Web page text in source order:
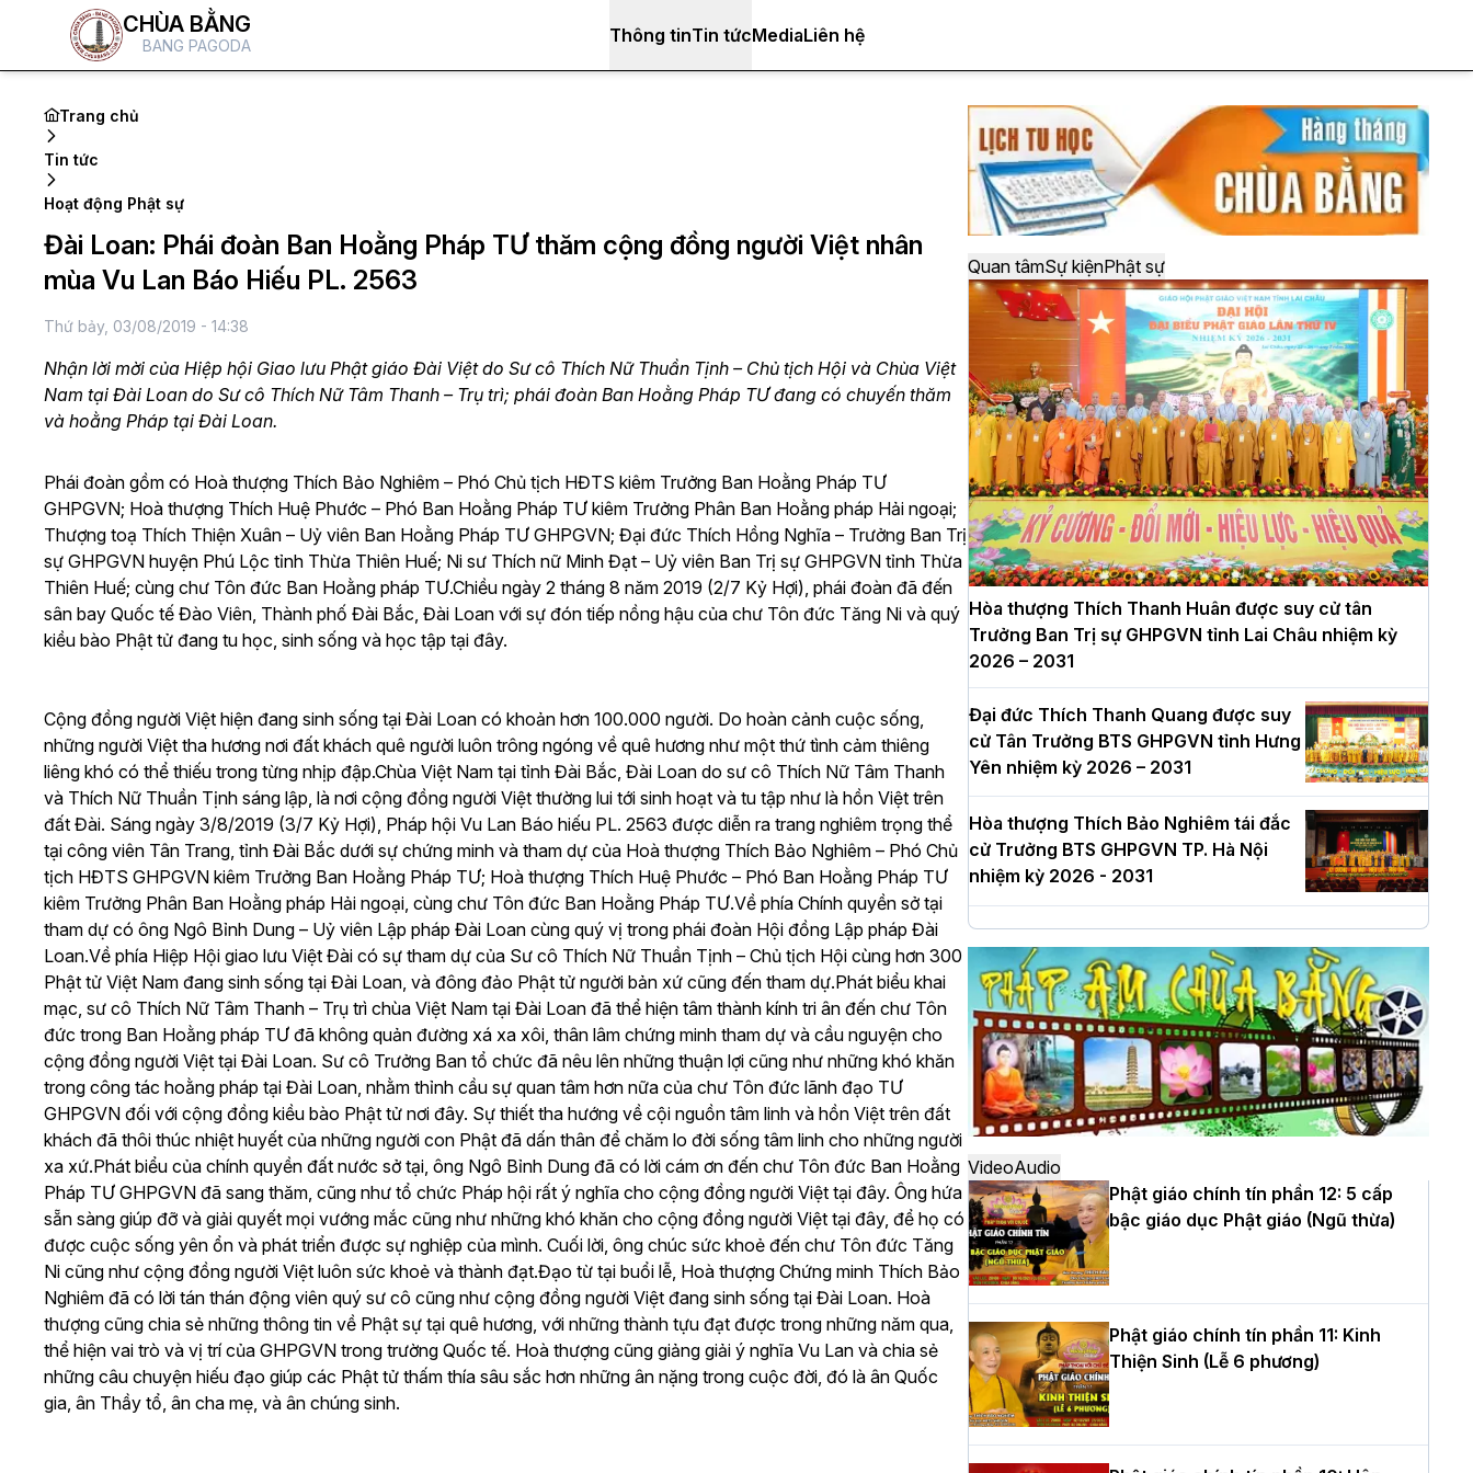
CHÙA BẰNG
BANG PAGODA Thông tinTin tứcMediaLiên hệ
Trang chủ
Tin tức
Hoạt động Phật sự
Đài Loan: Phái đoàn Ban Hoằng Pháp TƯ thăm cộng đồng người Việt nhân
mùa Vu Lan Báo Hiếu PL. 2563
Thứ bảy, 03/08/2019 - 14:38
Nhận lời mời của Hiệp hội Giao lưu Phật giáo Đài Việt do Sư cô Thích Nữ Thuần Tịnh – Chủ tịch Hội và Chùa Việt
Nam tại Đài Loan do Sư cô Thích Nữ Tâm Thanh – Trụ trì; phái đoàn Ban Hoằng Pháp TƯ đang có chuyến thăm
và hoằng Pháp tại Đài Loan.
Phái đoàn gồm có Hoà thượng Thích Bảo Nghiêm – Phó Chủ tịch HĐTS kiêm Trưởng Ban Hoằng Pháp TƯ
GHPGVN; Hoà thượng Thích Huệ Phước – Phó Ban Hoằng Pháp TƯ kiêm Trưởng Phân Ban Hoằng pháp Hải ngoại;
Thượng toạ Thích Thiện Xuân – Uỷ viên Ban Hoằng Pháp TƯ GHPGVN; Đại đức Thích Hồng Nghĩa – Trưởng Ban Trị
sự GHPGVN huyện Phú Lộc tỉnh Thừa Thiên Huế; Ni sư Thích nữ Minh Đạt – Uỷ viên Ban Trị sự GHPGVN tỉnh Thừa
Thiên Huế; cùng chư Tôn đức Ban Hoằng pháp TƯ.Chiều ngày 2 tháng 8 năm 2019 (2/7 Kỷ Hợi), phái đoàn đã đến
sân bay Quốc tế Đào Viên, Thành phố Đài Bắc, Đài Loan với sự đón tiếp nồng hậu của chư Tôn đức Tăng Ni và quý
kiều bào Phật tử đang tu học, sinh sống và học tập tại đây.
Cộng đồng người Việt hiện đang sinh sống tại Đài Loan có khoản hơn 100.000 người. Do hoàn cảnh cuộc sống,
những người Việt tha hương nơi đất khách quê người luôn trông ngóng về quê hương như một thứ tình cảm thiêng
liêng khó có thể thiếu trong từng nhịp đập.Chùa Việt Nam tại tỉnh Đài Bắc, Đài Loan do sư cô Thích Nữ Tâm Thanh
và Thích Nữ Thuần Tịnh sáng lập, là nơi cộng đồng người Việt thường lui tới sinh hoạt và tu tập như là hồn Việt trên
đất Đài. Sáng ngày 3/8/2019 (3/7 Kỷ Hợi), Pháp hội Vu Lan Báo hiếu PL. 2563 được diễn ra trang nghiêm trọng thể
tại công viên Tân Trang, tỉnh Đài Bắc dưới sự chứng minh và tham dự của Hoà thượng Thích Bảo Nghiêm – Phó Chủ
tịch HĐTS GHPGVN kiêm Trưởng Ban Hoằng Pháp TƯ; Hoà thượng Thích Huệ Phước – Phó Ban Hoằng Pháp TƯ
kiêm Trưởng Phân Ban Hoằng pháp Hải ngoại, cùng chư Tôn đức Ban Hoằng Pháp TƯ.Về phía Chính quyền sở tại
tham dự có ông Ngô Bỉnh Dung – Uỷ viên Lập pháp Đài Loan cùng quý vị trong phái đoàn Hội đồng Lập pháp Đài
Loan.Về phía Hiệp Hội giao lưu Việt Đài có sự tham dự của Sư cô Thích Nữ Thuần Tịnh – Chủ tịch Hội cùng hơn 300
Phật tử Việt Nam đang sinh sống tại Đài Loan, và đông đảo Phật tử người bản xứ cũng đến tham dự.Phát biểu khai
mạc, sư cô Thích Nữ Tâm Thanh – Trụ trì chùa Việt Nam tại Đài Loan đã thể hiện tâm thành kính tri ân đến chư Tôn
đức trong Ban Hoằng pháp TƯ đã không quản đường xá xa xôi, thân lâm chứng minh tham dự và cầu nguyện cho
cộng đồng người Việt tại Đài Loan. Sư cô Trưởng Ban tổ chức đã nêu lên những thuận lợi cũng như những khó khăn
trong công tác hoằng pháp tại Đài Loan, nhằm thỉnh cầu sự quan tâm hơn nữa của chư Tôn đức lãnh đạo TƯ
GHPGVN đối với cộng đồng kiều bào Phật tử nơi đây. Sự thiết tha hướng về cội nguồn tâm linh và hồn Việt trên đất
khách đã thôi thúc nhiệt huyết của những người con Phật đã dấn thân để chăm lo đời sống tâm linh cho những người
xa xứ.Phát biểu của chính quyền đất nước sở tại, ông Ngô Bỉnh Dung đã có lời cám ơn đến chư Tôn đức Ban Hoằng
Pháp TƯ GHPGVN đã sang thăm, cũng như tổ chức Pháp hội rất ý nghĩa cho cộng đồng người Việt tại đây. Ông hứa
sẵn sàng giúp đỡ và giải quyết mọi vướng mắc cũng như những khó khăn cho cộng đồng người Việt tại đây, để họ có
được cuộc sống yên ổn và phát triển được sự nghiệp của mình. Cuối lời, ông chúc sức khoẻ đến chư Tôn đức Tăng
Ni cũng như cộng đồng người Việt luôn sức khoẻ và thành đạt.Đạo từ tại buổi lễ, Hoà thượng Chứng minh Thích Bảo
Nghiêm đã có lời tán thán động viên quý sư cô cũng như cộng đồng người Việt đang sinh sống tại Đài Loan. Hoà
thượng cũng chia sẻ những thông tin về Phật sự tại quê hương, với những thành tựu đạt được trong những năm qua,
thể hiện vai trò và vị trí của GHPGVN trong trường Quốc tế. Hoà thượng cũng giảng giải ý nghĩa Vu Lan và chia sẻ
những câu chuyện hiếu đạo giúp các Phật tử thấm thía sâu sắc hơn những ân nặng trong cuộc đời, đó là ân Quốc
gia, ân Thầy tổ, ân cha mẹ, và ân chúng sinh.
Quan tâmSự kiệnPhật sự
Hòa thượng Thích Thanh Huân được suy cử tân
Trưởng Ban Trị sự GHPGVN tỉnh Lai Châu nhiệm kỳ
2026 – 2031
Đại đức Thích Thanh Quang được suy
cử Tân Trưởng BTS GHPGVN tỉnh Hưng
Yên nhiệm kỳ 2026 – 2031
Hòa thượng Thích Bảo Nghiêm tái đắc
cử Trưởng BTS GHPGVN TP. Hà Nội
nhiệm kỳ 2026 - 2031
Hà Nội: Long trọng lễ khởi công xây
dựng Trung tâm văn hóa Phật giáo Thủ
đô
Hà Nội: Ngày tu học cuối cùng khép lại
khóa sinh hoạt Phật pháp mùa hè lần
thứ XIV tại chùa Bằng
Học yêu thương trong ngày tu tập thứ
tư của Khóa sinh hoạt Phật pháp mùa
hè tại chùa Bằng
HT.Thích Thọ Lạc được suy cử làm tân
Trưởng BTS GHPGVN tỉnh Nghệ An
VideoAudio
Phật giáo chính tín phần 12: 5 cấp
bậc giáo dục Phật giáo (Ngũ thừa)
Phật giáo chính tín phần 11: Kinh
Thiện Sinh (Lễ 6 phương)